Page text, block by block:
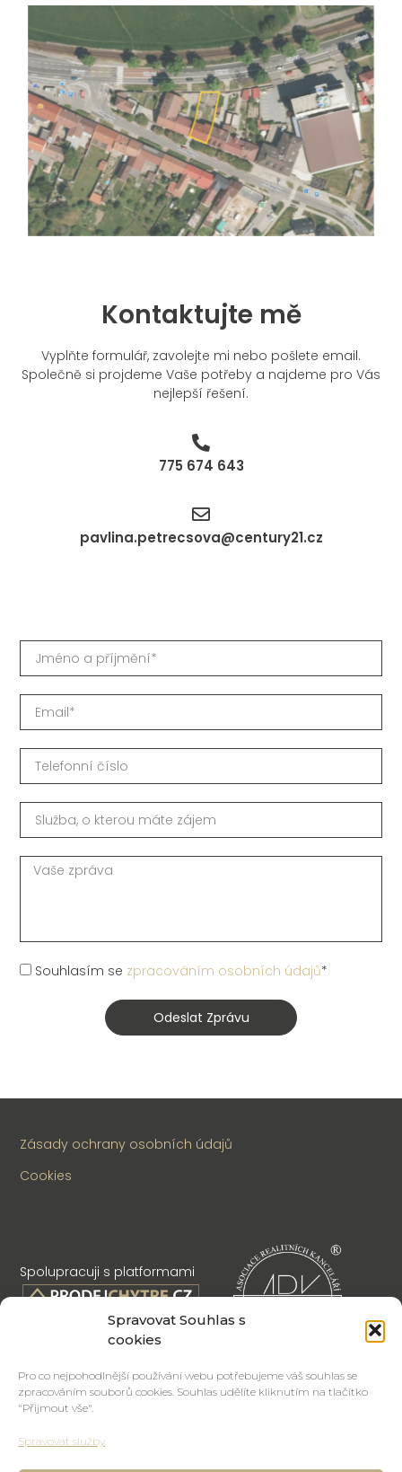
Spravovat Souhlas s
cookies
Pro co nejpohodlnější používání webu potřebujeme váš souhlas se
zpracováním souborů cookies. Souhlas udělíte kliknutím na tlačítko
"Přijmout vše".
Spravovat služby
Kontaktujte mě
Vyplňte formulář, zavolejte mi nebo pošlete email.
Společně si projdeme Vaše potřeby a najdeme pro Vás
nejlepší řešení.
775 674 643
pavlina.petrecsova@century21.cz
Souhlasím se zpracováním osobních údajů*
Odeslat Zprávu
Spolupracuji s platformami
Zásady ochrany osobních údajů
Cookies